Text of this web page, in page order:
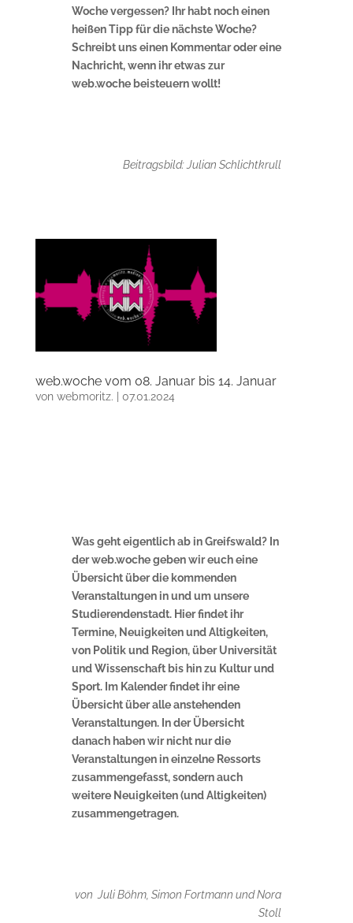
Woche vergessen? Ihr habt noch einen
heißen Tipp für die nächste Woche?
Schreibt uns einen Kommentar oder eine
Nachricht, wenn ihr etwas zur
web.woche beisteuern wollt!
Beitragsbild: Julian Schlichtkrull
web.woche vom 08. Januar bis 14. Januar
von webmoritz. 07.01.2024
Was geht eigentlich ab in Greifswald? In
der web.woche geben wir euch eine
Übersicht über die kommenden
Veranstaltungen in und um unsere
Studierendenstadt. Hier findet ihr
Termine, Neuigkeiten und Altigkeiten,
von Politik und Region, über Universität
und Wissenschaft bis hin zu Kultur und
Sport. Im Kalender findet ihr eine
Übersicht über alle anstehenden
Veranstaltungen. In der Übersicht
danach haben wir nicht nur die
Veranstaltungen in einzelne Ressorts
zusammengefasst, sondern auch
weitere Neuigkeiten (und Altigkeiten)
zusammengetragen.
von Juli Böhm, Simon Fortmann und Nora
Stoll